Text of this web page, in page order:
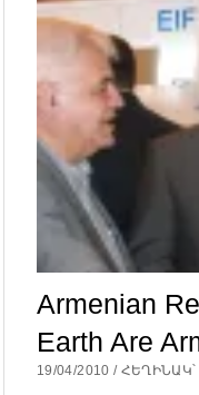
Armenian
Earth Are
19/04/2010 / ՀԵՂԻՆԱԿ՝